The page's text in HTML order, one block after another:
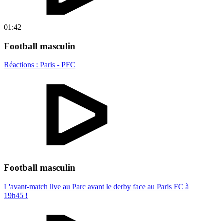
01:42
Football masculin
Réactions : Paris - PFC
Football masculin
L'avant-match live au Parc avant le derby face au Paris FC à
19h45 !